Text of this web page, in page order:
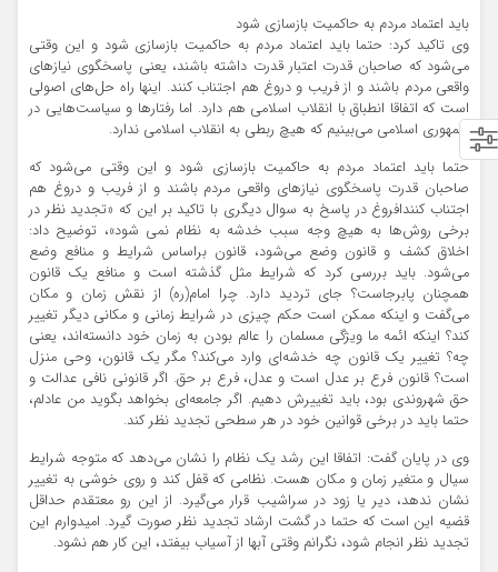
باید اعتماد مردم به حاکمیت بازسازی شود
وی تاکید کرد: حتما باید اعتماد مردم به حاکمیت بازسازی شود و این وقتی
می‌شود که صاحبان قدرت اعتبار قدرت داشته باشند، یعنی پاسخگوی نیازهای
واقعی مردم باشند و از فریب و دروغ هم اجتناب کنند. اینها راه حل‌های اصولی
است که اتفاقا انطباق با انقلاب اسلامی هم دارد. اما رفتارها و سیاست‌هایی در
جمهوری اسلامی می‌بینیم که هیچ ربطی به انقلاب اسلامی ندارد.
حتما باید اعتماد مردم به حاکمیت بازسازی شود و این وقتی می‌شود که
صاحبان قدرت پاسخگوی نیازهای واقعی مردم باشند و از فریب و دروغ هم
اجتناب کنندافروغ در پاسخ به سوال دیگری با تاکید بر این که «تجدید نظر در
برخی روش‌ها به هیچ وجه سبب خدشه به نظام نمی شود»، توضیح داد:
اخلاق کشف و قانون وضع می‌شود، قانون براساس شرایط و منافع وضع
می‌شود. باید بررسی کرد که شرایط مثل گذشته است و منافع یک قانون
همچنان پابرجاست؟ جای تردید دارد. چرا امام(ره) از نقش زمان و مکان
می‌گفت و اینکه ممکن است حکم چیزی در شرایط زمانی و مکانی دیگر تغییر
کند؟ اینکه ائمه ما ویژگی مسلمان را عالم بودن به زمان خود دانسته‌اند، یعنی
چه؟ تغییر یک قانون چه خدشه‌ای وارد می‌کند؟ مگر یک قانون، وحی منزل
است؟ قانون فرع بر عدل است و عدل، فرع بر حق. اگر قانونی نافی عدالت و
حق شهروندی بود، باید تغییرش دهیم. اگر جامعه‌ای بخواهد بگوید من عادلم،
حتما باید در برخی قوانین خود در هر سطحی تجدید نظر کند.
وی در پایان گفت: اتفاقا این رشد یک نظام را نشان می‌دهد که متوجه شرایط
سیال و متغیر زمان و مکان هست. نظامی که قفل کند و روی خوشی به تغییر
نشان ندهد، دیر یا زود در سراشیب قرار می‌گیرد. از این رو معتقدم حداقل
قضیه این است که حتما در گشت ارشاد تجدید نظر صورت گیرد. امیدوارم این
تجدید نظر انجام شود، نگرانم وقتی آبها از آسیاب بیفتد، این کار هم نشود.